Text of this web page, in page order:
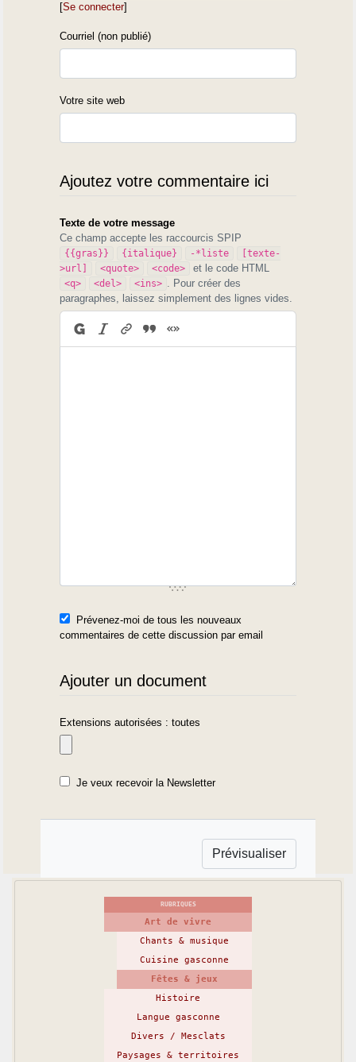
[Se connecter]
Courriel (non publié)
Votre site web
Ajoutez votre commentaire ici
Texte de votre message
Ce champ accepte les raccourcis SPIP
{{gras}} {italique} -*liste
[texte-
>url]
<quote> <code> et le code HTML
<q> <del> <ins>
. Pour créer des
paragraphes, laissez simplement des lignes vides.
Prévenez-moi de tous les nouveaux
commentaires de cette discussion par email
Ajouter un document
Extensions autorisées : toutes
Je veux recevoir la Newsletter
RUBRIQUES
Art de vivre
Chants & musique
Cuisine gasconne
Fêtes & jeux
Histoire
Langue gasconne
Divers / Mesclats
Paysages & territoires